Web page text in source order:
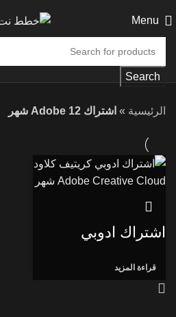
Menu
Search
الرئيسية » اشتراك Adobe 12 شهر
اشتراك ادوبي
سنة
قراءة المزيد